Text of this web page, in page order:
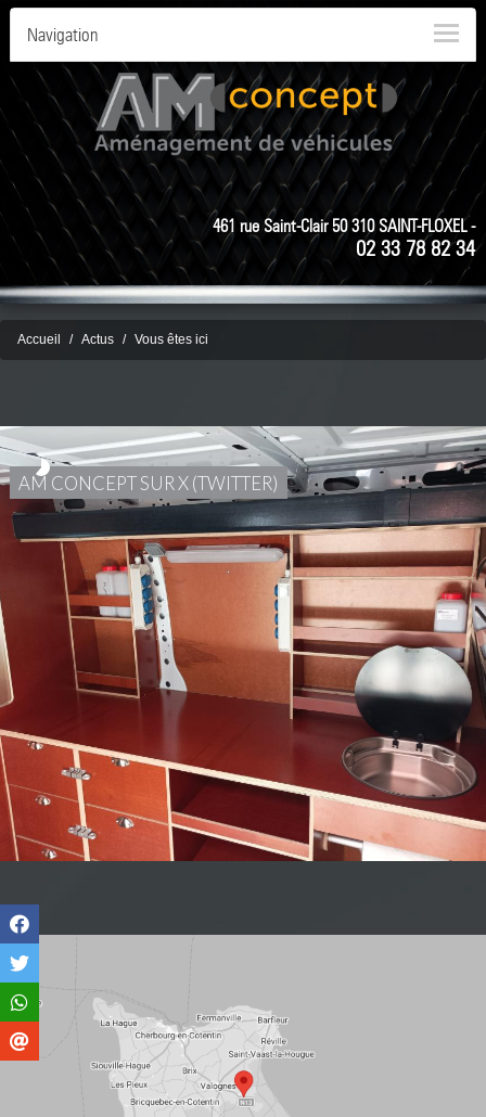
Navigation
461 rue Saint-Clair 50 310 SAINT-FLOXEL -
02 33 78 82 34
Accueil Actus Vous êtes ici
AM CONCEPT SUR X (TWITTER)